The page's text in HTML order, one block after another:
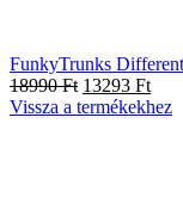
FunkyTrunks
18990Ft 13293 Ft
Vissza a termékekhez